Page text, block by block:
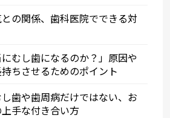
の関係、歯科医院でできる対
にむし歯になるのか？」原因や
ちさせるためのポイント
歯や歯周病だけではない、お
手な付き合い方